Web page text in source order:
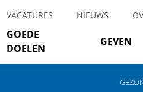
VACATURES NIEUWS
GOEDE
DOELEN
GEVEN